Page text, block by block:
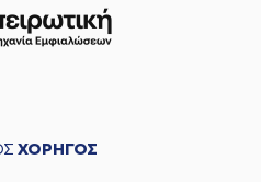
ΧΟΡΗΓΟΣ